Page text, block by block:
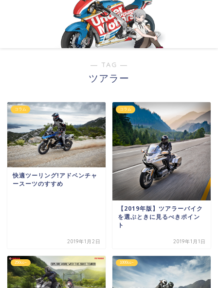
― TAG ―
ツアラー
コラム
快適ツーリング!アドベンチャ
ースーツのすすめ
2019年1月2日
コラム
【2019年版】ツアラーバイク
を選ぶときに見るべきポイン
ト
2019年1月1日
250cc~ 1000cc~